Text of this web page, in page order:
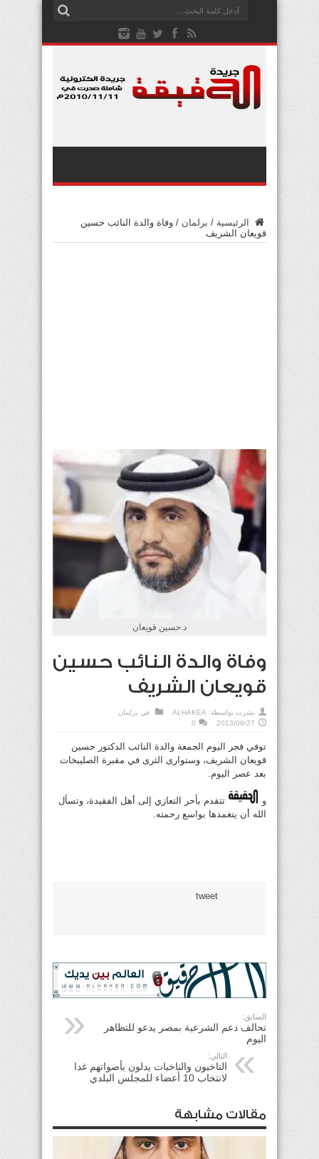
الرئيسية / برلمان / وفاة والدة النائب حسين
قويعان الشريف
د.حسين قويعان
وفاة والدة النائب حسين
قويعان الشريف
نشرت بواسطة: ALHAKEA في برلمان
2013/09/27
0
توفي فجر اليوم الجمعة والدة النائب الدكتور حسين
قويعان الشريف، وستوارى الثرى في مقبرة الصليبخات
بعد عصر اليوم.
و
تتقدم بأحر التعازي إلى أهل الفقيدة، وتسأل
الله أن يتغمدها بواسع رحمته.
tweet
السابق:
تحالف دعم الشرعية بمصر يدعو للتظاهر
اليوم
التالي:
الناخبون والناخبات يدلون بأصواتهم غدا
لانتخاب 10 أعضاء للمجلس البلدي
مقالات مشابهة